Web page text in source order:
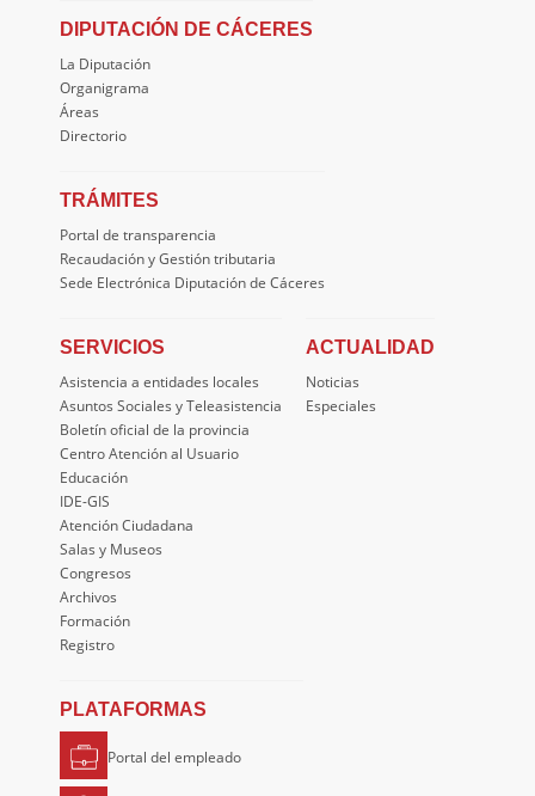
DIPUTACIÓN DE CÁCERES
La Diputación
Organigrama
Áreas
Directorio
TRÁMITES
Portal de transparencia
Recaudación y Gestión tributaria
Sede Electrónica Diputación de Cáceres
SERVICIOS
Asistencia a entidades locales
Asuntos Sociales y Teleasistencia
Boletín oficial de la provincia
Centro Atención al Usuario
Educación
IDE-GIS
Atención Ciudadana
Salas y Museos
Congresos
Archivos
Formación
Registro
ACTUALIDAD
Noticias
Especiales
PLATAFORMAS
Portal del empleado